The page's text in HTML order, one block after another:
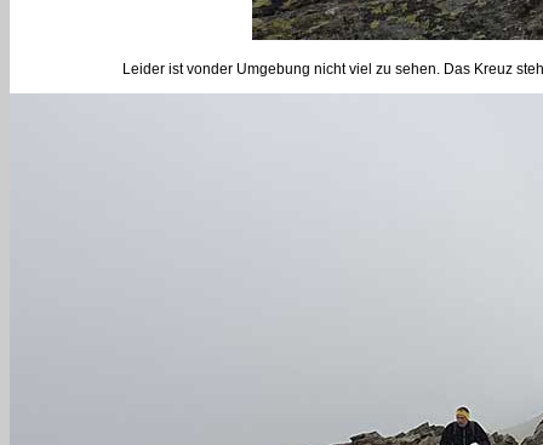
Leider ist vonder Umgebung nicht viel zu sehen. Das Kreuz